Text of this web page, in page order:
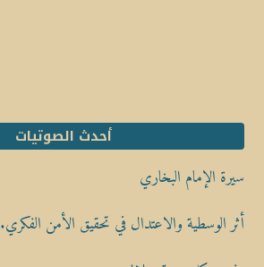
أحدث الصوتيات
سيرة الإمام البخاري
أثر الوسطية والاعتدال في تحقيق الأمن الفكري.